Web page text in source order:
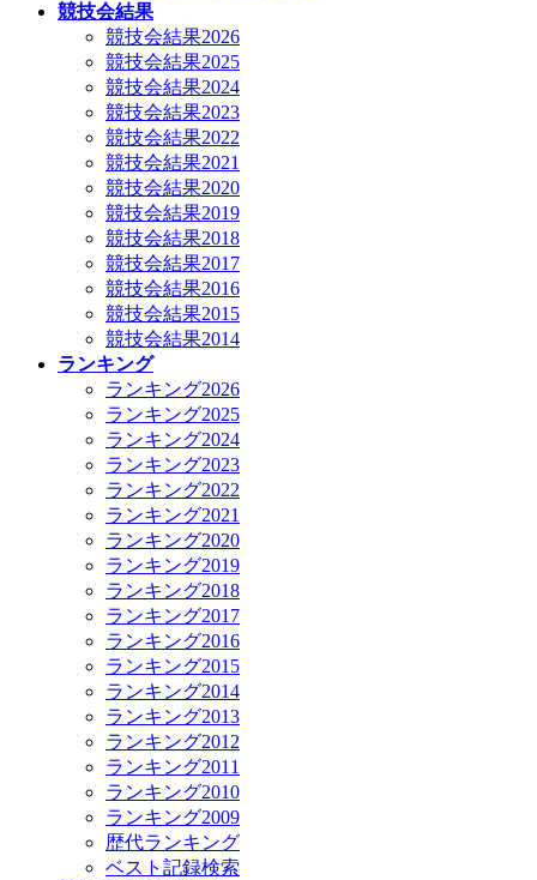
競技会結果
競技会結果2026
競技会結果2025
競技会結果2024
競技会結果2023
競技会結果2022
競技会結果2021
競技会結果2020
競技会結果2019
競技会結果2018
競技会結果2017
競技会結果2016
競技会結果2015
競技会結果2014
ランキング
ランキング2026
ランキング2025
ランキング2024
ランキング2023
ランキング2022
ランキング2021
ランキング2020
ランキング2019
ランキング2018
ランキング2017
ランキング2016
ランキング2015
ランキング2014
ランキング2013
ランキング2012
ランキング2011
ランキング2010
ランキング2009
歴代ランキング
ベスト記録検索